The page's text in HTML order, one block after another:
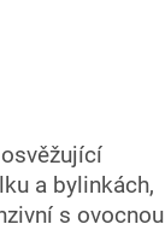
a bylinkách,
s ovocnou